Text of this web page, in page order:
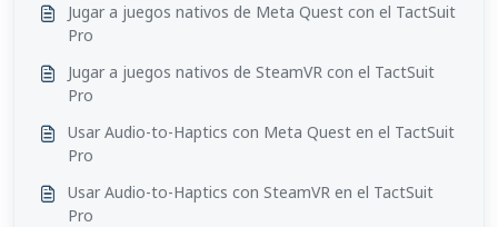
Jugar a juegos nativos de Meta Quest con el TactSuit
Pro
Jugar a juegos nativos de SteamVR con el TactSuit
Pro
Usar Audio-to-Haptics con Meta Quest en el TactSuit
Pro
Usar Audio-to-Haptics con SteamVR en el TactSuit
Pro